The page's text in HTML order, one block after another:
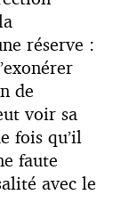
réserve :
de
voir sa
fois qu’il
faute
avec le